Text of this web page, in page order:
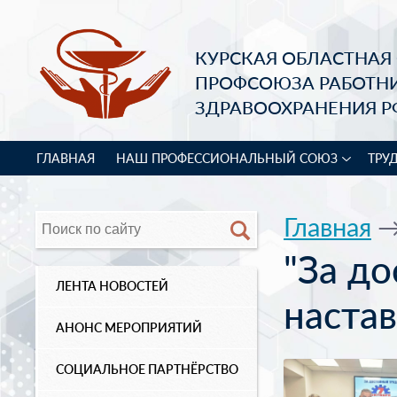
КУРСКАЯ
ПРОФСОЮЗА
ЗДРАВООХРАНЕНИЯ
ГЛАВНАЯ НАШ ПРОФЕССИОНАЛЬНЫЙ СОЮЗ
ЛЕНТА НОВОСТЕЙ
АНОНС МЕРОПРИЯТИЙ
СОЦИАЛЬНОЕ ПАРТНЁРСТВО
Главная
"За